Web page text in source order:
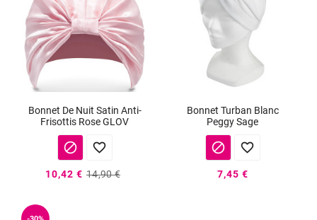
Bonnet De Nuit Satin Anti-
Frisottis Rose GLOV
 
10,42 € 14,90 €
Bonnet Turban Blanc
Peggy Sage
 
7,45 €